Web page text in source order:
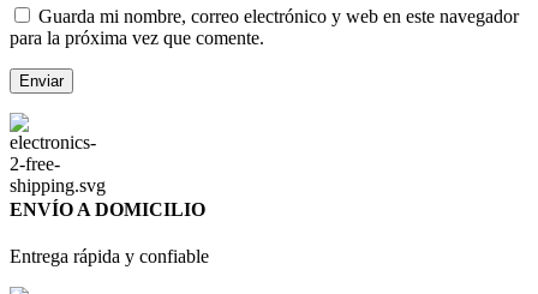
Guarda mi nombre, correo electrónico y web en este navegador
para la próxima vez que comente.
ENVÍO A DOMICILIO
Entrega rápida y confiable